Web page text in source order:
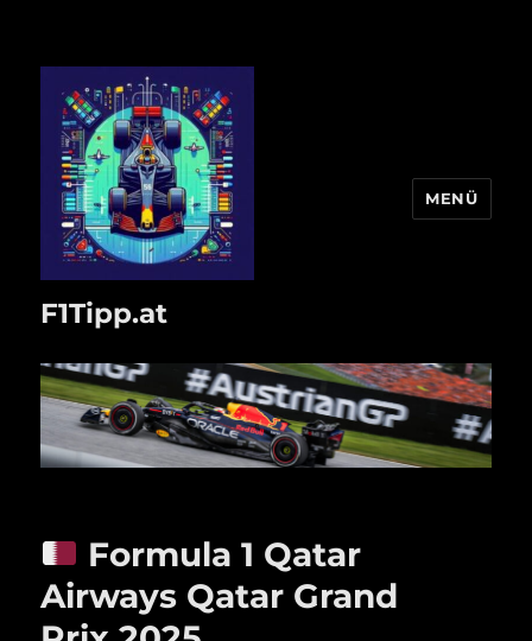
F1Tipp.at
MENÜ
Formula 1 Qatar
Airways Qatar Grand